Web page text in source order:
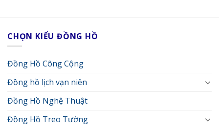
CHỌN KIỂU ĐỒNG HỒ
Đồng Hồ Công Cộng
Đồng hồ lịch vạn niên
Đồng Hồ Nghệ Thuật
Đồng Hồ Treo Tường